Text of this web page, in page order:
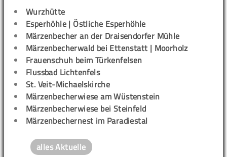
Wurzhütte
Esperhöhle | Östliche Esperhöhle
Märzenbecher an der Draisendorfer Mühle
Märzenbecherwald bei Ettenstatt | Moorholz
Frauenschuh beim Türkenfelsen
Flussbad Lichtenfels
St. Veit-Michaelskirche
Märzenbecherwiese am Wüstenstein
Märzenbecherwiese bei Steinfeld
Märzenbechernest im Paradiestal
alles Aktuelle